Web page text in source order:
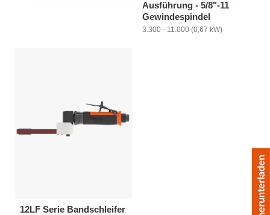
Ausführung - 5/8"-11
Gewindespindel
3.300 - 11.000 (0,67 kW)
12LF Serie Bandschleifer